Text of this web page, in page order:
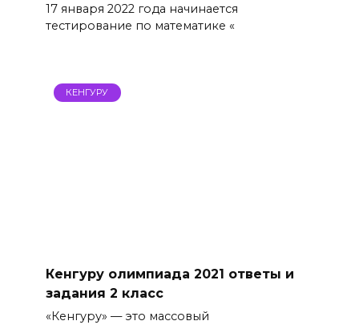
17 января 2022 года начинается
тестирование по математике «
КЕНГУРУ
Кенгуру олимпиада 2021 ответы и
задания 2 класс
«Кенгуру» — это массовый